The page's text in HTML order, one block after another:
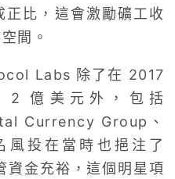
正比，這會激勵礦工收
間。
Labs 除了在 2017
億美元外，包括
Currency Group、
風投在當時也挹注了
金充裕，這個明星項